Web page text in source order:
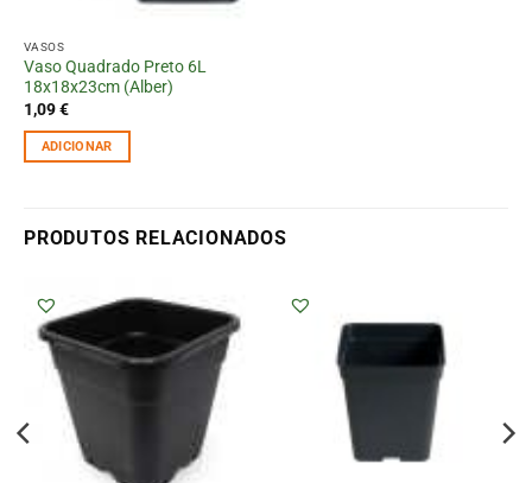
VASOS
Vaso Quadrado Preto 6L
18x18x23cm (Alber)
1,09€
ADICIONAR
PRODUTOS RELACIONADOS